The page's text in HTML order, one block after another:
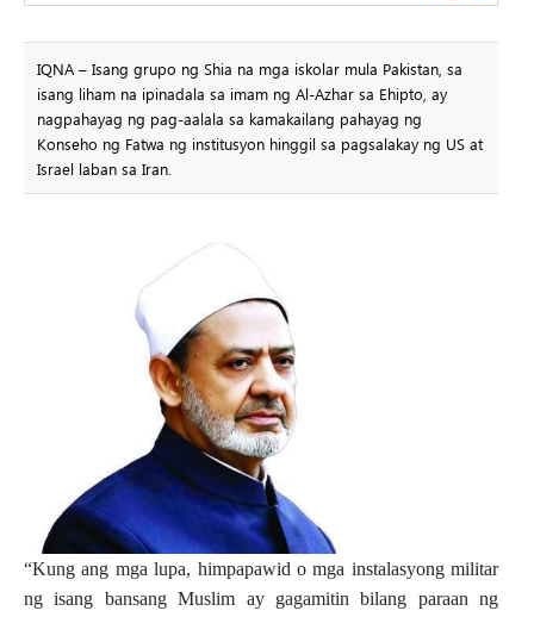
IQNA – Isang grupo ng Shia na mga iskolar mula Pakistan, sa
isang liham na ipinadala sa imam ng Al-Azhar sa Ehipto, ay
nagpahayag ng pag-aalala sa kamakailang pahayag ng
Konseho ng Fatwa ng institusyon hinggil sa pagsalakay ng US at
Israel laban sa Iran.
“Kung ang mga lupa, himpapawid o mga instalasyong militar
ng isang bansang Muslim ay gagamitin bilang paraan ng